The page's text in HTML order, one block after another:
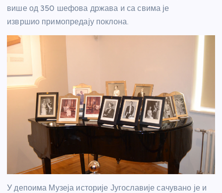
више од 350 шефова држава и са свима је
извршио примопредају поклона.
У депоима Музеја историје Југославије сачувано је и